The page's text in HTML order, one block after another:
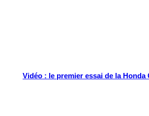
Vidéo : le premier essai de la Honda